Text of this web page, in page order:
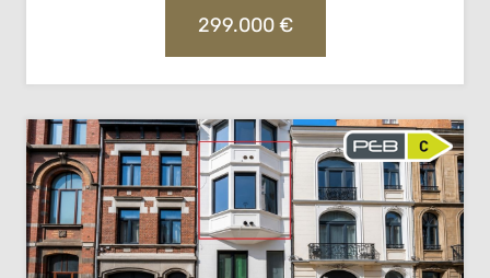
299.000 €